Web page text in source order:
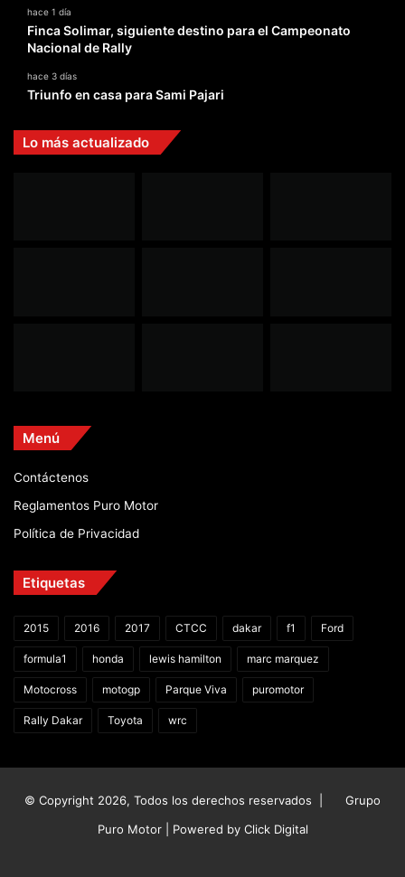
hace 1 día
Finca Solimar, siguiente destino para el Campeonato
Nacional de Rally
hace 3 días
Triunfo en casa para Sami Pajari
Lo más actualizado
Menú
Contáctenos
Reglamentos Puro Motor
Política de Privacidad
Etiquetas
2015 2016 2017 CTCC dakar f1 Ford
formula1 honda lewis hamilton marc marquez
Motocross motogp Parque Viva puromotor
Rally Dakar Toyota wrc
© Copyright 2026, Todos los derechos reservados |
Grupo
Puro Motor | Powered by Click Digital